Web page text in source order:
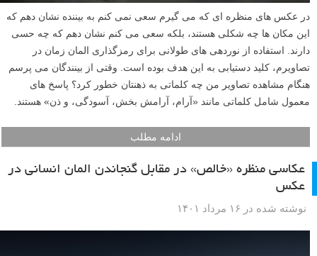
در عکس های منظره ای که می گیرم سعی نمی کنم به بیننده نشان دهم که
این مکان ها چه شکلی هستند، بلکه سعی می کنم نشان دهم که چه حسی
دارند. استفاده از نوردهی های طولانی برای رمزگذاری المان زمان در
تصاویرم، کلید دستیابی به این هدف بوده است. وقتی از بینندگان می پرسم
هنگام مشاهده تصاویر من چه کلماتی به ذهنتان خطور کرد؟ پاسخ های
معمول شامل کلماتی مانند «آرام، آرامش بخش، آسودگی، و ذن» هستند.
ادامه مطلب
عکاسی منظره «خالص» در مقابل گنجاندن المان انسانی در
عکس
نوشته شده در ۱۶ مرداد ۱۴۰۱